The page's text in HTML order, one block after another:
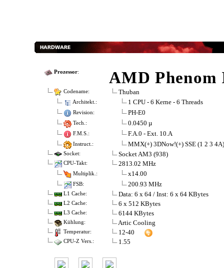
Prozessor: AMD
Codename: Thuban
Architekt.: 1 CPU - 6 Kerne - 6 Threads
Revision: PH-E0
Tech.: 0.0450 µ
F.M.S.: F.A.0 - Ext. 10.A
Instruct.: MMX(+) 3DNow!(+) SSE (1 2 3
Socket: Socket AM3 (938)
CPU-Takt: 2813.02 MHz
Multiplik.: x14.00
FSB: 200.93 MHz
L1 Cache: Data: 6 x 64 / Inst: 6 x 64 KBytes
L2 Cache: 6 x 512 KBytes
L3 Cache: 6144 KBytes
Kühlung: Artic Cooling
Temperatur: 12-40
CPU-Z Vers.: 1.55